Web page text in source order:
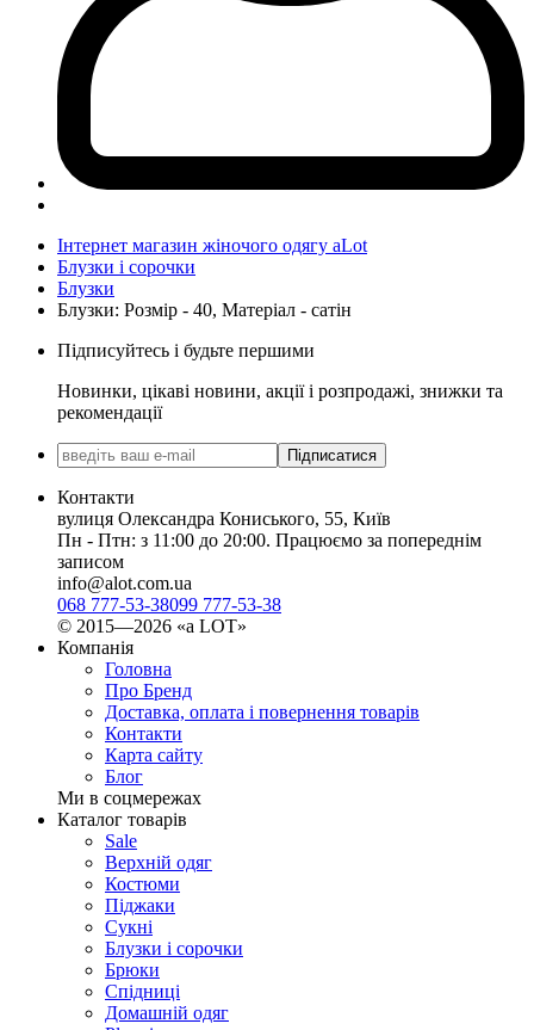
Інтернет магазин жіночого одягу aLot
Блузки і сорочки
Блузки
Блузки: Розмір - 40, Матеріал - сатін
Підписуйтесь і будьте першими
Новинки, цікаві новини, акції і розпродажі, знижки та
рекомендації
Підписатися
Контакти
вулиця Олександра Кониського, 55, Київ
Пн - Птн: з 11:00 до 20:00. Працюємо за попереднім
записом
info@alot.com.ua
068 777-53-38099 777-53-38
© 2015—2026 «а LOT»
Компанія
Головна
Про Бренд
Доставка, оплата і повернення товарів
Контакти
Карта сайту
Блог
Ми в соцмережах
Каталог товарів
Sale
Верхній одяг
Костюми
Піджаки
Сукні
Блузки і сорочки
Брюки
Спідниці
Домашній одяг